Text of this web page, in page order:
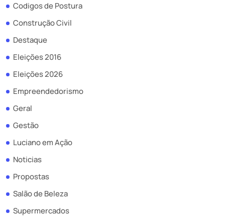
Codigos de Postura
Construção Civil
Destaque
Eleições 2016
Eleições 2026
Empreendedorismo
Geral
Gestão
Luciano em Ação
Noticias
Propostas
Salão de Beleza
Supermercados